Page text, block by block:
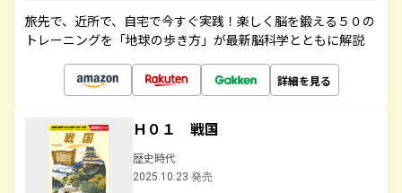
旅先で、近所で、自宅で今すぐ実践！楽しく脳を鍛える５０の
トレーニングを「地球の歩き方」が最新脳科学とともに解説
詳細を見る
Ｈ０１ 戦国
歴史時代
2025.10.23 発売